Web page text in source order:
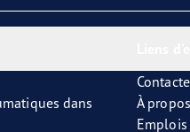
dans
À
Emplois